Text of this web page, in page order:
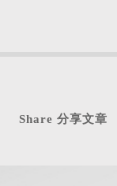
Share 分享文章